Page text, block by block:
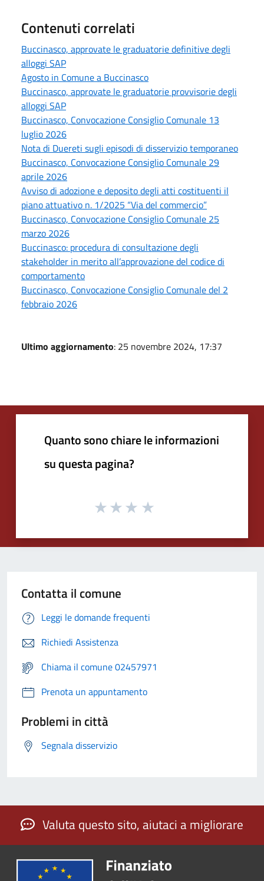
Contenuti correlati
Buccinasco, approvate le graduatorie definitive degli
alloggi SAP
Agosto in Comune a Buccinasco
Buccinasco, approvate le graduatorie provvisorie degli
alloggi SAP
Buccinasco, Convocazione Consiglio Comunale 13
luglio 2026
Nota di Duereti sugli episodi di disservizio temporaneo
Buccinasco, Convocazione Consiglio Comunale 29
aprile 2026
Avviso di adozione e deposito degli atti costituenti il
piano attuativo n. 1/2025 “Via del commercio”
Buccinasco, Convocazione Consiglio Comunale 25
marzo 2026
Buccinasco: procedura di consultazione degli
stakeholder in merito all’approvazione del codice di
comportamento
Buccinasco, Convocazione Consiglio Comunale del 2
febbraio 2026
Ultimo aggiornamento: 25 novembre 2024, 17:37
Quanto sono chiare le informazioni
su questa pagina?
Contatta il comune
Leggi le domande frequenti
Richiedi Assistenza
Chiama il comune 02457971
Prenota un appuntamento
Problemi in città
Segnala disservizio
Valuta questo sito, aiutaci a migliorare